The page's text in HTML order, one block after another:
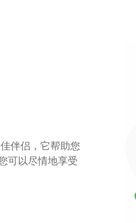
伴侣，它帮助您
可以尽情地享受